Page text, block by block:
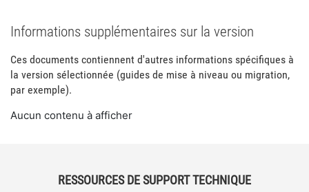
Informations supplémentaires sur la version
Ces documents contiennent d'autres informations spécifiques à
la version sélectionnée (guides de mise à niveau ou migration,
par exemple).
Aucun contenu à afficher
RESSOURCES DE SUPPORT TECHNIQUE